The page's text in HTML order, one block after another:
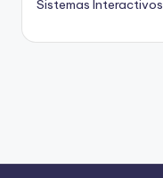
Sistemas Interactivos